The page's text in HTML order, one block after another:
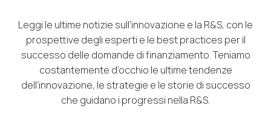
Leggi le ultime notizie sull’innovazione e la R&S, con le
prospettive degli esperti e le best practices per il
successo delle domande di finanziamento. Teniamo
costantemente d’occhio le ultime tendenze
dell’innovazione, le strategie e le storie di successo
che guidano i progressi nella R&S.